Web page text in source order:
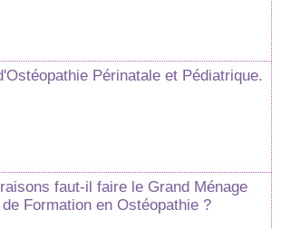
Périnatale et Pédiatrique.
faut-il faire le Grand Ménage
Formation en Ostéopathie ?